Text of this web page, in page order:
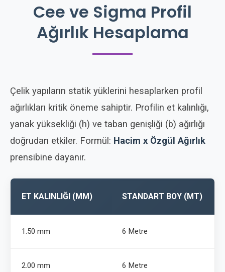
Cee ve Sigma Profil
Ağırlık Hesaplama
Çelik yapıların statik yüklerini hesaplarken profil
ağırlıkları kritik öneme sahiptir. Profilin et kalınlığı,
yanak yüksekliği (h) ve taban genişliği (b) ağırlığı
doğrudan etkiler. Formül: Hacim x Özgül Ağırlık
prensibine dayanır.
ET KALINLIĞI (MM) STANDART BOY (MT)
1.50 mm 6 Metre
2.00 mm 6 Metre